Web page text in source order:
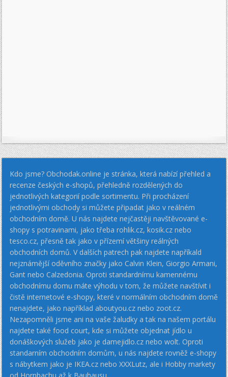
Kdo jsme? Obchodak.online je stránka, která nabízí přehled a
recenze českých e-shopů, přehledně rozdělených do
jednotlivých kategorií podle sortimentu. Při procházení
jednotlivými obchody si můžete připadat jako v reálném
obchodním domě. U nás najdete nejčastěji navštěvované e-
shopy s potravinami, jako třeba rohlik.cz, kosik.cz nebo
tesco.cz, přesně tak jako v přízemí většiny reálných
obchodních domů. V dalších patrech pak najdete napříkald
nejznámější oděvního značky jako Calvin Klein, Giorgio Armani,
Gant nebo Calzedonia. Oproti standardnímu kamennému
obchodnímu domu máte výhodu v tom, že můžete navštívit i
čistě internetové e-shopy, které v normálním obchodním domě
nenajdete, jako například aboutyou.cz nebo zoot.cz.
Nezapomněli jsme ani na vaše žaludky a tak na našem portálu
najdete také food court, kde si můžete objednat jídlo u
donáškových služeb jako je damejidlo.cz nebo wolt. Oproti
standarním obchodním domům, u nás najdete rovněž e-shopy
s nábytkem jako je IKEA.cz nebo XXXLutz, ale i Hobby markety